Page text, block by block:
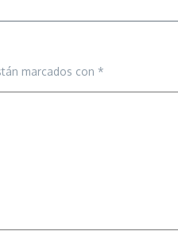
marcados con *